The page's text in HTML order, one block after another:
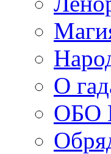
О
ОБО